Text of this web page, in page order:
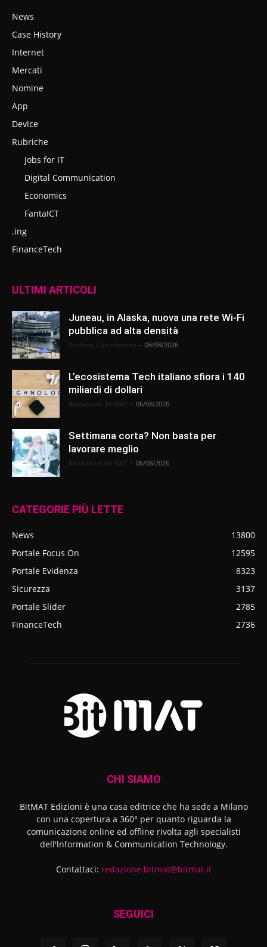
News
Case History
Internet
Mercati
Nomine
App
Device
Rubriche
Jobs for IT
Digital Communication
Economics
FantaICT
.ing
FinanceTech
ULTIMI ARTICOLI
Juneau, in Alaska, nuova una rete Wi-Fi
pubblica ad alta densità
- 06/08/2026
L’ecosistema Tech italiano sfiora i 140
miliardi di dollari
- 06/08/2026
Settimana corta? Non basta per
lavorare meglio
- 06/08/2026
CATEGORIE PIÙ LETTE
News
13800
Portale Focus On
12595
Portale Evidenza
8323
Sicurezza
3137
Portale Slider
2785
FinanceTech
2736
CHI SIAMO
BitMAT Edizioni è una casa editrice che ha sede a Milano
con una copertura a 360° per quanto riguarda la
comunicazione online ed offline rivolta agli specialisti
dell'lnformation & Communication Technology.
Contattaci: redazione.bitmat@bitmat.it
SEGUICI